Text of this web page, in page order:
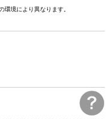
境により異なります。